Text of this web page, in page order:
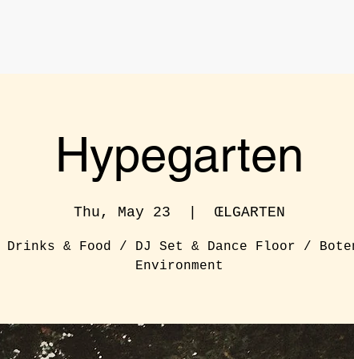
Hypegarten
Thu, May 23 ŒLGARTEN
Drinks & Food / DJ Set & Dance Floor /
Environment